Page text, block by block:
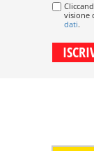
visione
dati.